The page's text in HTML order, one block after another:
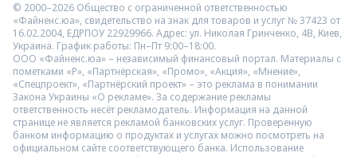
© 2000–2026 Общество с ограниченной ответственностью
«Файненс.юа», свидетельство на знак для товаров и услуг № 37423 от
16.02.2004, ЕДРПОУ 22929966. Адрес: ул. Николая Гринченко, 4В, Киев,
Украина. График работы: Пн–Пт 9:00–18:00.
ООО «Файненс.юа» – независимый финансовый портал. Материалы с
пометками «Р», «Партнёрская», «Промо», «Акция», «Мнение»,
«Спецпроект», «Партнёрский проект» – это реклама в понимании
Закона Украины «О рекламе». За содержание рекламы
ответственность несёт рекламодатель. Информация на данной
странице не является рекламой банковских услуг. Проверенную
банком информацию о продуктах и услугах можно посмотреть на
официальном сайте соответствующего банка. Использование